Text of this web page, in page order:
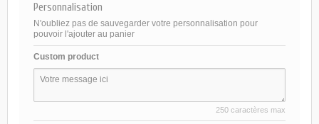
Personnalisation
N'oubliez pas de sauvegarder votre personnalisation pour
pouvoir l'ajouter au panier
Custom product
250 caractères max